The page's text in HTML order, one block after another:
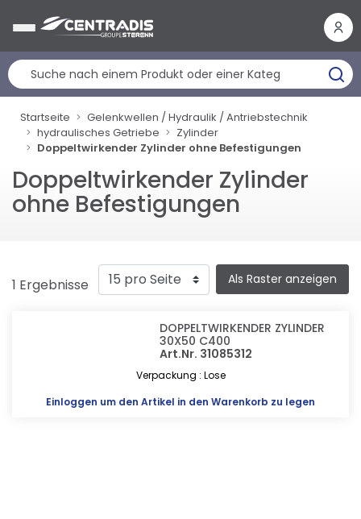
Startseite
Gelenkwellen / Hydraulik / Antriebstechnik
hydraulisches Getriebe
Zylinder
Doppeltwirkender Zylinder ohne Befestigungen
Doppeltwirkender Zylinder
ohne Befestigungen
1 Ergebnisse Als Raster anzeigen
DOPPELTWIRKENDER ZYLINDER
30X50 C400
Art.Nr. 31085312
Verpackung : Lose
Einloggen um den Artikel in den Warenkorb zu legen